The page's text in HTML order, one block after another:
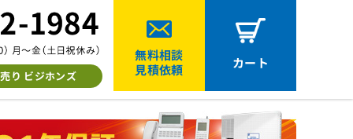
り ビジホンズ
無料相談
見積依頼
カート